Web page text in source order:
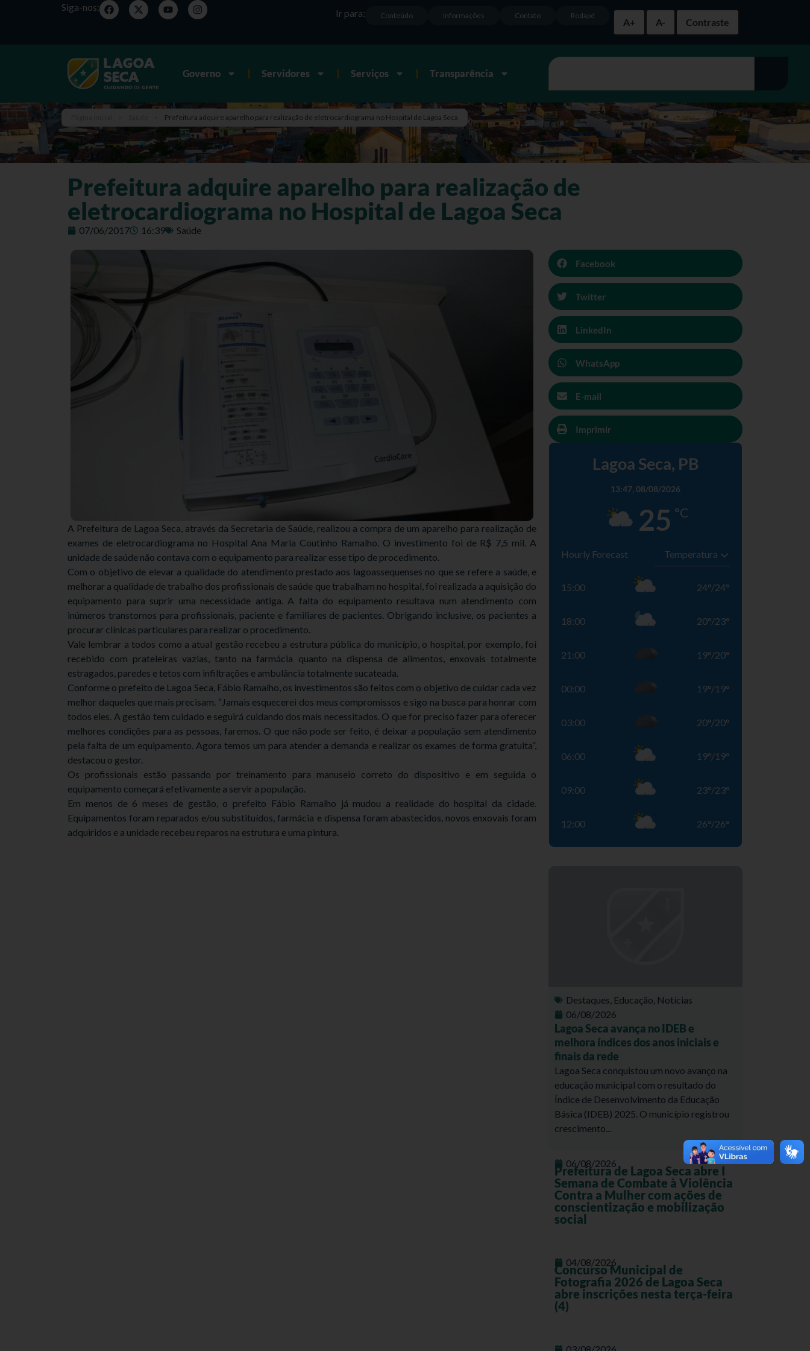
Siga-nos:
A+
A- Contraste
Rodapé
Contato
Informações
Conteúdo
Ir para:
Governo Servidores Serviços Transparência
Prefeitura adquire aparelho para realização de eletrocardiograma no Hospital de Lagoa Seca
Prefeitura adquire aparelho para realização de
eletrocardiograma no Hospital de Lagoa Seca
07/06/2017 16:39 Saúde
A Prefeitura de Lagoa Seca, através da Secretaria de Saúde, realizou a compra de um aparelho para realização de
exames de eletrocardiograma no Hospital Ana Maria Coutinho Ramalho. O investimento foi de R$ 7,5 mil. A
unidade de saúde não contava com o equipamento para realizar esse tipo de procedimento.
Com o objetivo de elevar a qualidade do atendimento prestado aos lagoassequenses no que se refere a saúde, e
melhorar a qualidade de trabalho dos profissionais de saúde que trabalham no hospital, foi realizada a aquisição do
equipamento para suprir uma necessidade antiga. A falta do equipamento resultava num atendimento com
inúmeros transtornos para profissionais, paciente e familiares de pacientes. Obrigando inclusive, os pacientes a
procurar clínicas particulares para realizar o procedimento.
Vale lembrar a todos como a atual gestão recebeu a estrutura pública do município, o hospital, por exemplo, foi
recebido com prateleiras vazias, tanto na farmácia quanto na dispensa de alimentos, enxovais totalmente
estragados, paredes e tetos com infiltrações e ambulância totalmente sucateada.
Conforme o prefeito de Lagoa Seca, Fábio Ramalho, os investimentos são feitos com o objetivo de cuidar cada vez
melhor daqueles que mais precisam. “Jamais esquecerei dos meus compromissos e sigo na busca para honrar com
todos eles. A gestão tem cuidado e seguirá cuidando dos mais necessitados. O que for preciso fazer para oferecer
melhores condições para as pessoas, faremos. O que não pode ser feito, é deixar a população sem atendimento
pela falta de um equipamento. Agora temos um para atender a demanda e realizar os exames de forma gratuita”,
destacou o gestor.
Os profissionais estão passando por treinamento para manuseio correto do dispositivo e em seguida o
equipamento começará efetivamente a servir a população.
Em menos de 6 meses de gestão, o prefeito Fábio Ramalho já mudou a realidade do hospital da cidade.
Equipamentos foram reparados e/ou substituídos, farmácia e dispensa foram abastecidos, novos enxovais foram
adquiridos e a unidade recebeu reparos na estrutura e uma pintura.
Facebook
Twitter
LinkedIn
WhatsApp
E-mail
Imprimir
Lagoa Seca, PB
13:47, 08/08/2026
25 °C
Hourly Forecast
15:00 24°/24°
18:00 20°/23°
21:00 19°/20°
00:00 19°/19°
03:00 20°/20°
06:00 19°/19°
09:00 23°/23°
12:00 26°/26°
Destaques, Educação, Notícias
06/08/2026
Lagoa Seca avança no IDEB e
melhora índices dos anos iniciais e
finais da rede
Lagoa Seca conquistou um novo avanço na
educação municipal com o resultado do
Índice de Desenvolvimento da Educação
Básica (IDEB) 2025. O município registrou
crescimento...
06/08/2026
Prefeitura de Lagoa Seca abre I
Semana de Combate à Violência
Contra a Mulher com ações de
conscientização e mobilização
social
04/08/2026
Concurso Municipal de
Fotografia 2026 de Lagoa Seca
abre inscrições nesta terça-feira
(4)